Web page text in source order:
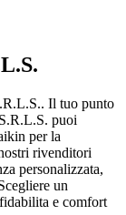
Il tuo punto
puoi
per la
rivenditori
personalizzata,
un
e comfort